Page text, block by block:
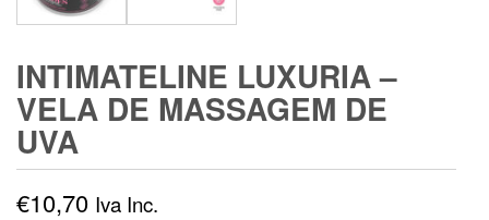
INTIMATELINE LUXURIA –
VELA DE MASSAGEM DE
UVA
€10,70 Iva Inc.